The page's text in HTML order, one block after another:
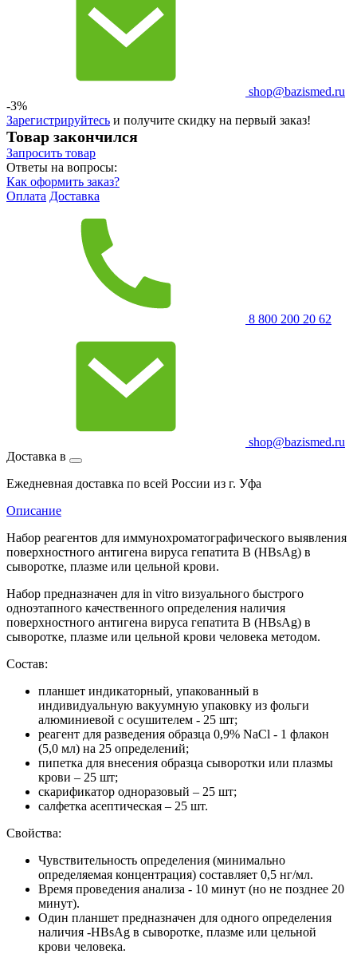
shop@bazismed.ru
-3%
Зарегистрируйтесь и получите скидку на первый заказ!
Товар закончился
Запросить товар
Ответы на вопросы:
Как оформить заказ?
Оплата Доставка
8 800 200 20 62
shop@bazismed.ru
Доставка в
Ежедневная доставка по всей России из г. Уфа
Описание
Набор реагентов для иммунохроматографического выявления
поверхностного антигена вируса гепатита В (HBsAg) в
сыворотке, плазме или цельной крови.
Набор предназначен для in vitro визуального быстрого
одноэтапного качественного определения наличия
поверхностного антигена вируса гепатита В (HBsAg) в
сыворотке, плазме или цельной крови человека методом.
Состав:
планшет индикаторный, упакованный в
индивидуальную вакуумную упаковку из фольги
алюминиевой с осушителем - 25 шт;
реагент для разведения образца 0,9% NaCl - 1 флакон
(5,0 мл) на 25 определений;
пипетка для внесения образца сыворотки или плазмы
крови – 25 шт;
скарификатор одноразовый – 25 шт;
салфетка асептическая – 25 шт.
Свойства:
Чувствительность определения (минимально
определяемая концентрация) составляет 0,5 нг/мл.
Время проведения анализа - 10 минут (но не позднее 20
минут).
Один планшет предназначен для одного определения
наличия -HBsAg в сыворотке, плазме или цельной
крови человека.